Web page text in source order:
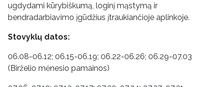
ugdydami kūrybiškumą, loginį mąstymą ir
bendradarbiavimo įgūdžius įtraukiančioje aplinkoje.
Stovyklų datos:
06.08-06.12; 06.15-06.19; 06.22-06.26; 06.29-07.03
(Birželio mėnesio pamainos)